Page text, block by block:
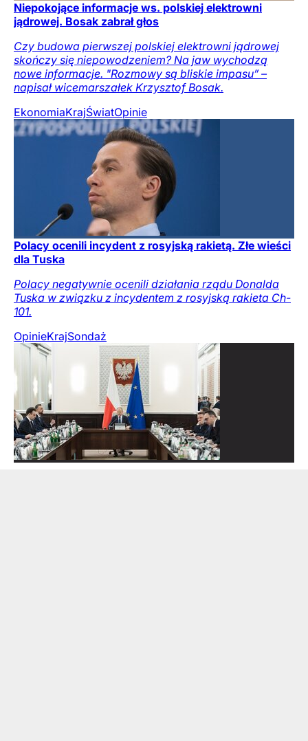
Niepokojące informacje ws. polskiej elektrowni
jądrowej. Bosak zabrał głos
Czy budowa pierwszej polskiej elektrowni jądrowej
skończy się niepowodzeniem? Na jaw wychodzą
nowe informacje. "Rozmowy są bliskie impasu” –
napisał wicemarszałek Krzysztof Bosak.
EkonomiaKrajŚwiatOpinie
Polacy ocenili incydent z rosyjską rakietą. Złe wieści
dla Tuska
Polacy negatywnie ocenili działania rządu Donalda
Tuska w związku z incydentem z rosyjską rakieta Ch-
101.
OpinieKrajSondaż